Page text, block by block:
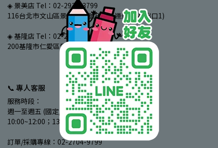
◈ 景美店 Tel：02-2933-3799
116台北市文山區景文街97號B1 (捷運景美站-出口1)
◈ 基隆店 Tel：02-2425-4699
200基隆市仁愛區愛四路78號 (基隆夜市)
📞 專人客服
服務時段：
週一至週五 (國定/例假日除外)
10:00~12:00；13:00~17:00
訂單/採購專線：02-2704-9799